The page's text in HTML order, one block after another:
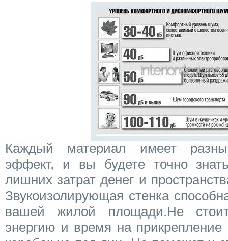
Каждый материал имеет
эффект, и вы будете точно
лишних затрат денег и
Звукоизолирующая стенка
вашей жилой площади.Не стоит
энергию и время на прикрепление